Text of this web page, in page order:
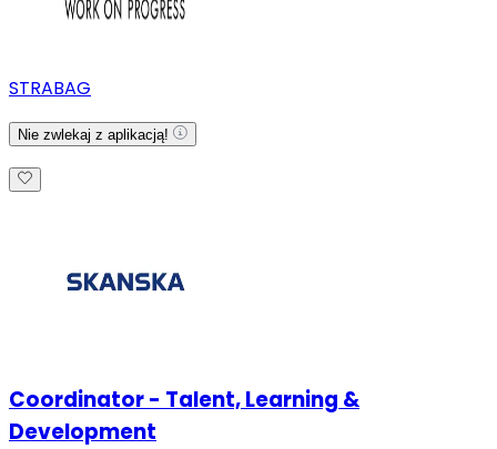
STRABAG
Nie zwlekaj z aplikacją!
Coordinator - Talent, Learning &
Development